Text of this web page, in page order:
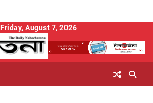
Friday, August 7, 2026